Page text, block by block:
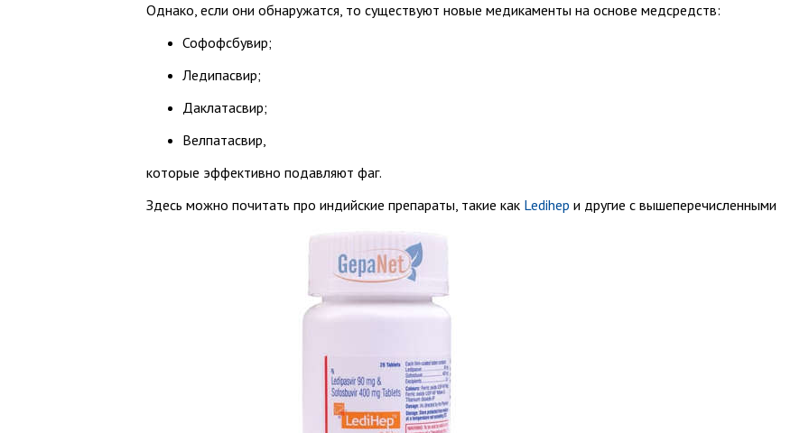
Однако, если они обнаружатся, то существуют новые медикаменты на основе медсредств:
Софофсбувир;
Ледипасвир;
Даклатасвир;
Велпатасвир,
которые эффективно подавляют фаг.
Здесь можно почитать про индийские препараты, такие как Ledihep и другие с вышеперечисленными